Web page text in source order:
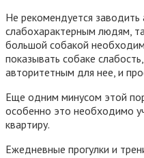
Не рекомендуется заводить
слабохарактерным людям,
большой собакой
показывать собаке
авторитетным для нее, и
Еще одним минусом этой
особенно это необходимо
квартиру.
Ежедневные прогулки и